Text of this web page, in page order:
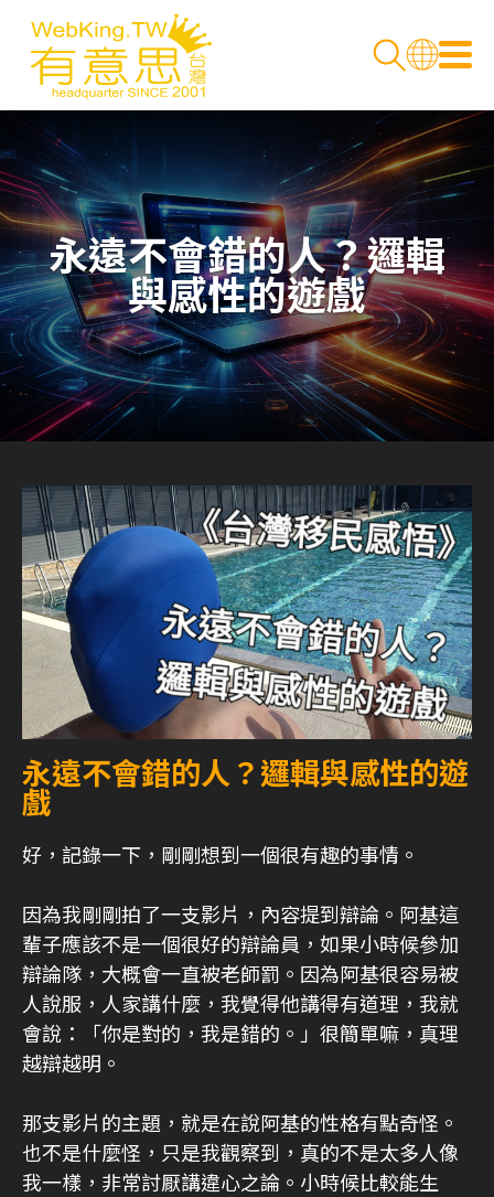
永遠不會錯的人？邏輯
與感性的遊戲
永遠不會錯的人？邏輯與感性的遊
戲
好，記錄一下，剛剛想到一個很有趣的事情。
因為我剛剛拍了一支影片，內容提到辯論。阿基這
輩子應該不是一個很好的辯論員，如果小時候參加
辯論隊，大概會一直被老師罰。因為阿基很容易被
人說服，人家講什麼，我覺得他講得有道理，我就
會說：「你是對的，我是錯的。」很簡單嘛，真理
越辯越明。
那支影片的主題，就是在說阿基的性格有點奇怪。
也不是什麼怪，只是我觀察到，真的不是太多人像
我一樣，非常討厭講違心之論。小時候比較能生